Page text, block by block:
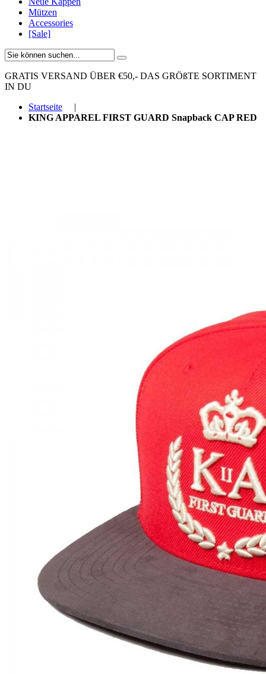
Mützen
Accessories
[Sale]
GRATIS VERSAND ÜBER €50,- DAS GRÖßTE SORTIMENT
IN DU
Startseite
|
KING APPAREL FIRST GUARD Snapback CAP RED